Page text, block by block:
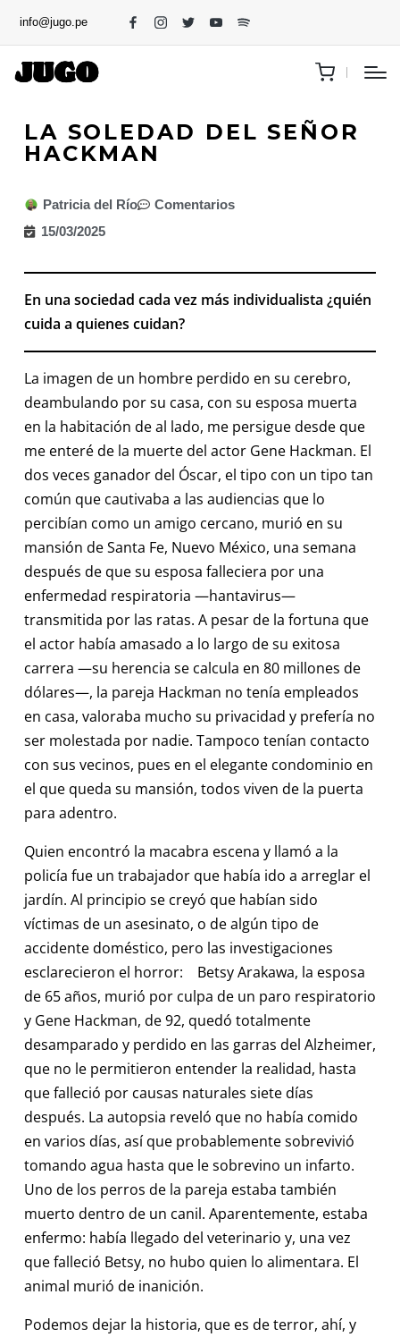
info@jugo.pe
LA SOLEDAD DEL SEÑOR
HACKMAN
Patricia del Río
Comentarios
15/03/2025
En una sociedad cada vez más individualista ¿quién
cuida a quienes cuidan?
La imagen de un hombre perdido en su cerebro,
deambulando por su casa, con su esposa muerta
en la habitación de al lado, me persigue desde que
me enteré de la muerte del actor Gene Hackman. El
dos veces ganador del Óscar, el tipo con un tipo tan
común que cautivaba a las audiencias que lo
percibían como un amigo cercano, murió en su
mansión de Santa Fe, Nuevo México, una semana
después de que su esposa falleciera por una
enfermedad respiratoria —hantavirus—
transmitida por las ratas. A pesar de la fortuna que
el actor había amasado a lo largo de su exitosa
carrera —su herencia se calcula en 80 millones de
dólares—, la pareja Hackman no tenía empleados
en casa, valoraba mucho su privacidad y prefería no
ser molestada por nadie. Tampoco tenían contacto
con sus vecinos, pues en el elegante condominio en
el que queda su mansión, todos viven de la puerta
para adentro.
Quien encontró la macabra escena y llamó a la
policía fue un trabajador que había ido a arreglar el
jardín. Al principio se creyó que habían sido
víctimas de un asesinato, o de algún tipo de
accidente doméstico, pero las investigaciones
esclarecieron el horror: Betsy Arakawa, la esposa
de 65 años, murió por culpa de un paro respiratorio
y Gene Hackman, de 92, quedó totalmente
desamparado y perdido en las garras del Alzheimer,
que no le permitieron entender la realidad, hasta
que falleció por causas naturales siete días
después. La autopsia reveló que no había comido
en varios días, así que probablemente sobrevivió
tomando agua hasta que le sobrevino un infarto.
Uno de los perros de la pareja estaba también
muerto dentro de un canil. Aparentemente, estaba
enfermo: había llegado del veterinario y, una vez
que falleció Betsy, no hubo quien lo alimentara. El
animal murió de inanición.
Podemos dejar la historia, que es de terror, ahí, y